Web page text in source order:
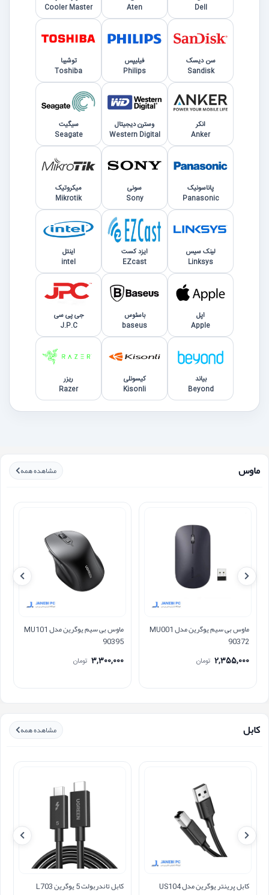
Dell
Aten
Cooler Master
سن دیسک
Sandisk
فیلیپس
Philips
توشیبا
Toshiba
انکر
Anker
وسترن دیجیتال
Western Digital
سیگیت
Seagate
پاناسونیک
Panasonic
سونی
Sony
میکروتیک
Mikrotik
لینک سیس
Linksys
ایزد کست
EZcast
اینتل
intel
اپل
Apple
باسئوس
baseus
جی پی سی
J.P.C
بیاند
Beyond
کیسونلی
Kisonli
ریزر
Razer
ماوس مشاهده همه
ماوس بی سیم یوگرین مدل MU101
90395
3,300,000 تومان
ماوس بی سیم یوگرین مدل MU001
90372
2,355,000 تومان
کابل مشاهده همه
کابل تاندربولت 5 یوگرین L703
کابل پرینتر یوگرین مدل US104